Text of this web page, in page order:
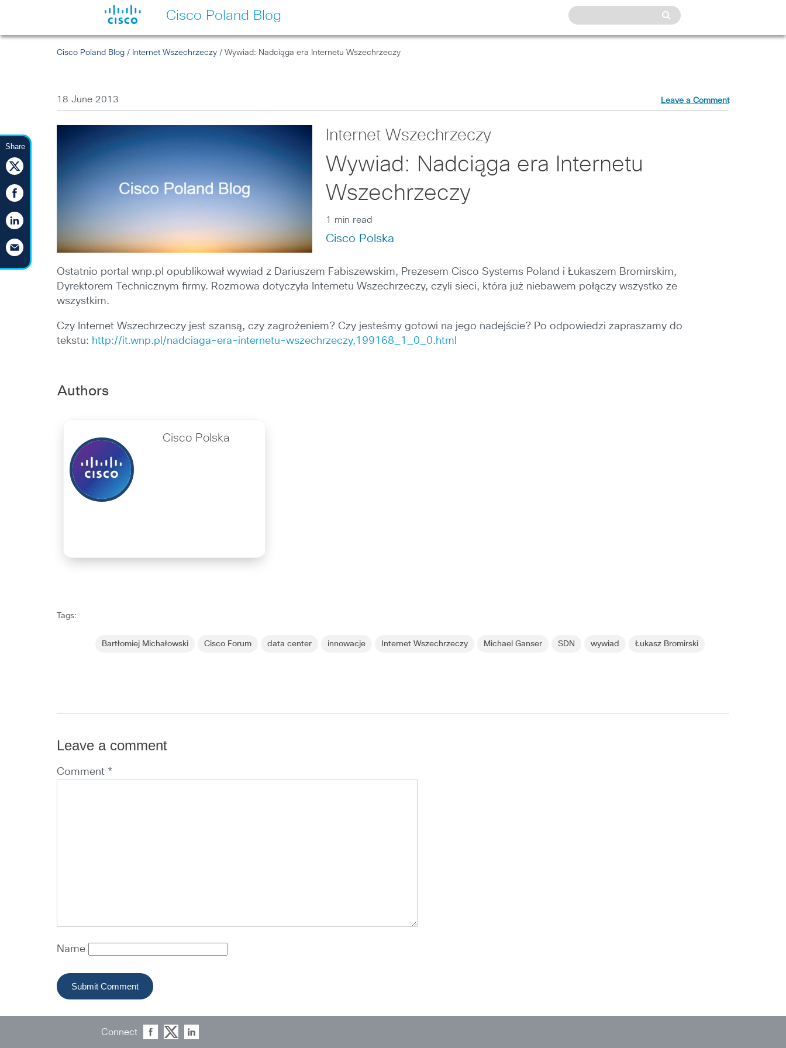
Cisco Poland Blog
Share
Cisco Poland Blog / Internet Wszechrzeczy / Wywiad: Nadciąga era Internetu Wszechrzeczy
18 June 2013 Leave a Comment
Internet Wszechrzeczy
Wywiad: Nadciąga era Internetu
Wszechrzeczy
1 min read
Cisco Polska
Ostatnio portal wnp.pl opublikował wywiad z Dariuszem Fabiszewskim, Prezesem Cisco Systems Poland i Łukaszem Bromirskim,
Dyrektorem Technicznym firmy. Rozmowa dotyczyła Internetu Wszechrzeczy, czyli sieci, która już niebawem połączy wszystko ze
wszystkim.
Czy Internet Wszechrzeczy jest szansą, czy zagrożeniem? Czy jesteśmy gotowi na jego nadejście? Po odpowiedzi zapraszamy do
tekstu: http://it.wnp.pl/nadciaga-era-internetu-wszechrzeczy,199168_1_0_0.html
Authors
Cisco Polska
Tags:
Bartłomiej Michałowski Cisco Forum data center innowacje Internet Wszechrzeczy Michael Ganser SDN wywiad Łukasz Bromirski
Leave a comment
Comment *
Name
Connect